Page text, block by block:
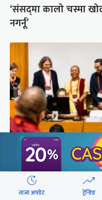
‘संसद्‍मा कालो चस्मा
नगर्नू’
सुरक्षा रिपोर्ट :
निर्माणको योजना
ताजा अपडेट ट्रेन्डिङ